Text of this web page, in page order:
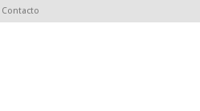
Contacto